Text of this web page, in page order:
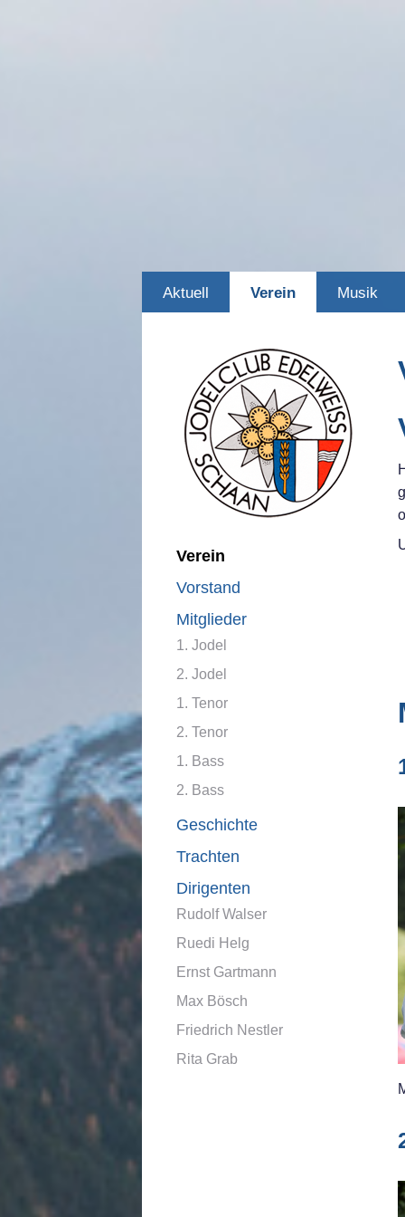
Aktuell Verein Musik
Verein
Vorstand
Mitglieder
1. Jodel
2. Jodel
1. Tenor
2. Tenor
1. Bass
2. Bass
Geschichte
Trachten
Dirigenten
Rudolf Walser
Ruedi Helg
Ernst Gartmann
Max Bösch
Friedrich Nestler
Rita Grab